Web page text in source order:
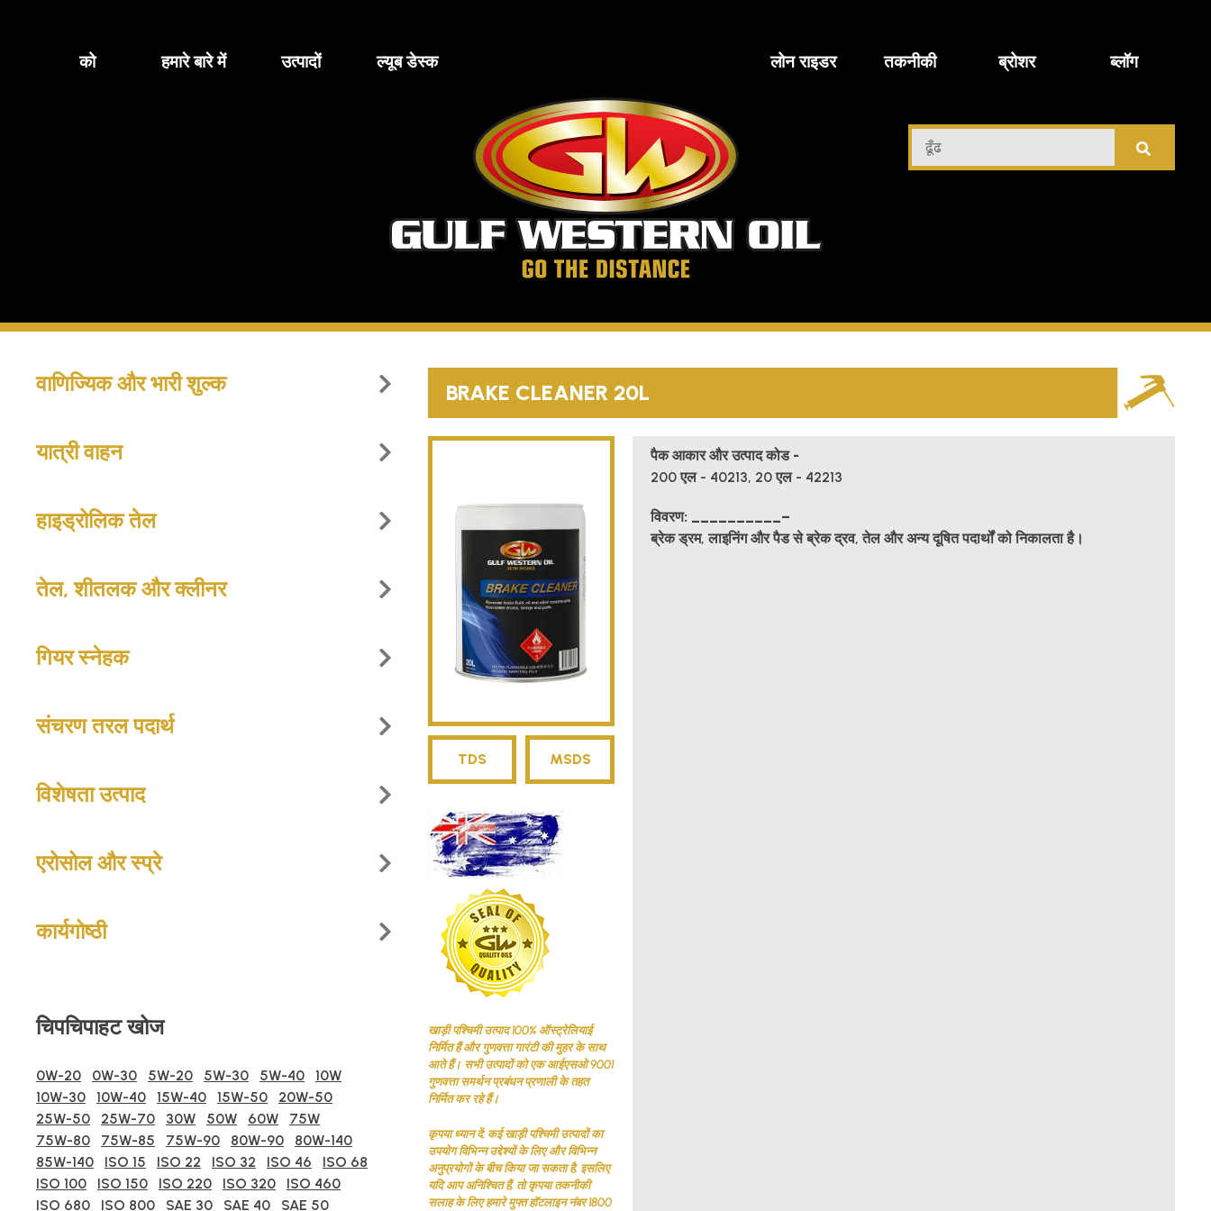
दूरी
को हमारे बारे में उत्पादों ल्यूब डेस्क लोन राइडर तकनीकी ब्रोशर ब्लॉग
ढूँढ
वाणिज्यिक और भारी शुल्क
यात्री वाहन
हाइड्रोलिक तेल
तेल, शीतलक और क्लीनर
गियर स्नेहक
संचरण तरल पदार्थ
विशेषता उत्पाद
एरोसोल और स्प्रे
कार्यगोष्‍ठी
चिपचिपाहट खोज
0W-20 0W-30 5W-20 5W-30 5W-40
10W
10W-30
10W-40 15W-40 15W-50
20W-50
25W-50
25W-70 30W 50W 60W
75W
75W-80
75W-85 75W-90 80W-90
80W-140
85W-140
ISO 15 ISO 22 ISO 32 ISO 46
ISO 68
ISO 100
ISO 150 ISO 220 ISO 320
ISO 460
ISO 680
ISO 800 SAE 30 SAE 40
SAE 50
खाड़ी पश्चिमी उत्पाद 100% ऑस्ट्रेलियाई
निर्मित हैं और गुणवत्ता गारंटी की मुहर के साथ
आते हैं। सभी उत्पादों को एक आईएसओ 9001
गुणवत्ता समर्थन प्रबंधन प्रणाली के तहत
निर्मित कर रहे हैं।
कृपया ध्यान दें: कई खाड़ी पश्चिमी उत्पादों का
उपयोग विभिन्न उद्देश्यों के लिए और विभिन्न
अनुप्रयोगों के बीच किया जा सकता है, इसलिए
यदि आप अनिश्चित हैं, तो कृपया तकनीकी
सलाह के लिए हमारे मुफ्त हॉटलाइन नंबर 1800
TDS MSDS
BRAKE CLEANER 20L
पैक आकार और उत्पाद कोड -
200 एल - 40213, 20 एल - 42213
विवरण: __________–
ब्रेक ड्रम, लाइनिंग और पैड से ब्रेक द्रव, तेल और अन्य दूषित पदार्थों को निकालता है।